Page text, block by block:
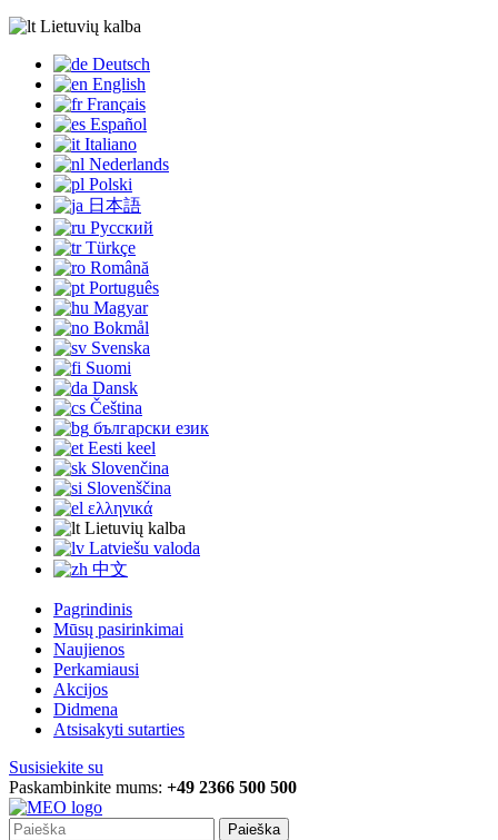
Lietuvių kalba
Deutsch
English
Français
Español
Italiano
Nederlands
Polski
日本語
Русский
Türkçe
Română
Português
Magyar
Bokmål
Svenska
Suomi
Dansk
Čeština
български език
Eesti keel
Slovenčina
Slovenščina
ελληνικά
Lietuvių kalba
Latviešu valoda
中文
Pagrindinis
Mūsų pasirinkimai
Naujienos
Perkamiausi
Akcijos
Didmena
Atsisakyti sutarties
Susisiekite su
Paskambinkite mums: +49 2366 500 500
Paieška